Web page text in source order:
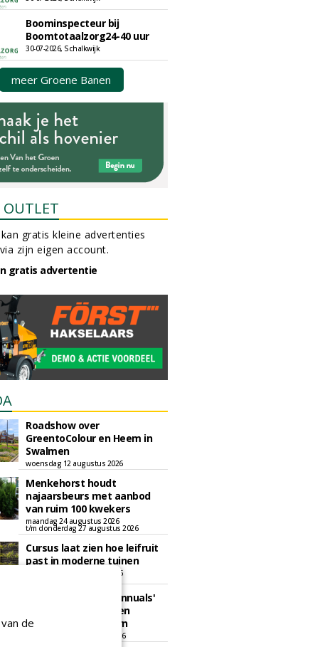
Boominspecteur bij
Boomtotaalzorg24-40 uur
30-07-2026, Schalkwijk
meer Groene Banen
OUTLET
gratis kleine advertenties
zijn eigen account.
gratis advertentie
Roadshow over
GreentoColour en Heem in
Swalmen
woensdag 12 augustus 2026
Menkehorst houdt
najaarsbeurs met aanbod
van ruim 100 kwekers
maandag 24 augustus 2026
t/m donderdag 27 augustus 2026
Cursus laat zien hoe leifruit
past in moderne tuinen
woensdag 26 augustus 2026
Vakdag 'All About Annuals'
zet eenjarige planten
centraal in Appeltern
donderdag 27 augustus 2026
de